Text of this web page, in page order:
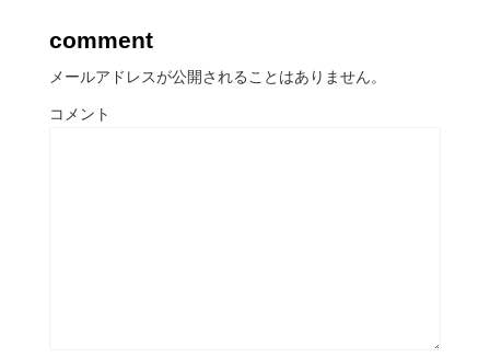
comment
メールアドレスが公開されることはありません。
コメント